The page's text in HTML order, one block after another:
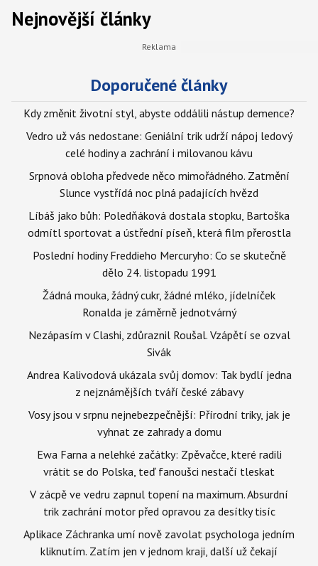
Nejnovější články
Doporučené články
Kdy změnit životní styl, abyste oddálili nástup demence?
Vedro už vás nedostane: Geniální trik udrží nápoj ledový
celé hodiny a zachrání i milovanou kávu
Srpnová obloha předvede něco mimořádného. Zatmění
Slunce vystřídá noc plná padajících hvězd
Líbáš jako bůh: Poledňáková dostala stopku, Bartoška
odmítl sportovat a ústřední píseň, která film přerostla
Poslední hodiny Freddieho Mercuryho: Co se skutečně
dělo 24. listopadu 1991
Žádná mouka, žádný cukr, žádné mléko, jídelníček
Ronalda je záměrně jednotvárný
Nezápasím v Clashi, zdůraznil Roušal. Vzápětí se ozval
Sivák
Andrea Kalivodová ukázala svůj domov: Tak bydlí jedna
z nejznámějších tváří české zábavy
Vosy jsou v srpnu nejnebezpečnější: Přírodní triky, jak je
vyhnat ze zahrady a domu
Ewa Farna a nelehké začátky: Zpěvačce, které radili
vrátit se do Polska, teď fanoušci nestačí tleskat
V zácpě ve vedru zapnul topení na maximum. Absurdní
trik zachrání motor před opravou za desítky tisíc
Aplikace Záchranka umí nově zavolat psychologa jedním
kliknutím. Zatím jen v jednom kraji, další už čekají